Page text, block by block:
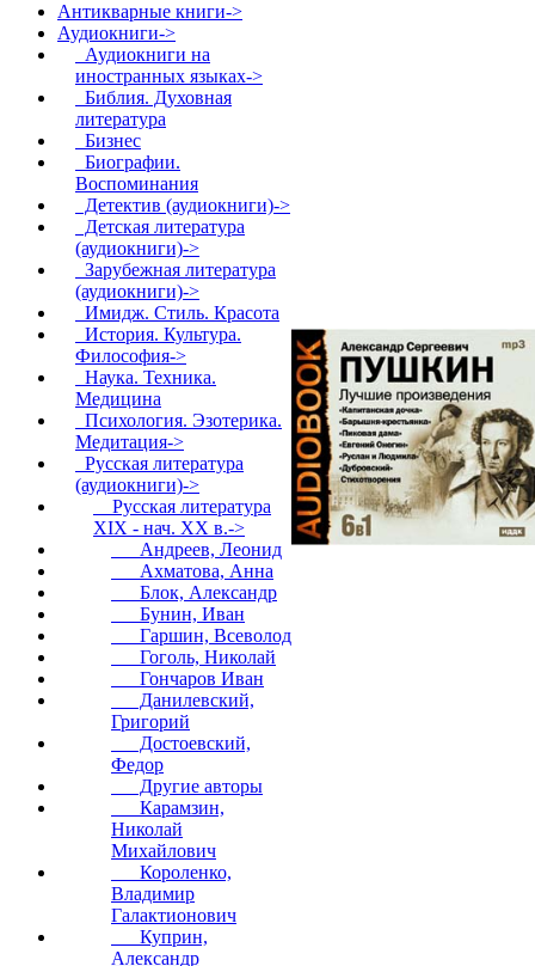
Антикварные книги->
Аудиокниги->
Аудиокниги на
иностранных языках->
Библия. Духовная
литература
Бизнес
Биографии.
Воспоминания
Детектив (аудиокниги)->
Детская литература
(аудиокниги)->
Зарубежная литература
(аудиокниги)->
Имидж. Стиль. Красота
История. Культура.
Философия->
Наука. Техника.
Медицина
Психология. Эзотерика.
Медитация->
Русская литература
(аудиокниги)->
Русская литература
XIX - нач. XX в.->
Андреев, Леонид
Ахматова, Анна
Блок, Александр
Бунин, Иван
Гаршин, Всеволод
Гоголь, Николай
Гончаров Иван
Данилевский,
Григорий
Достоевский,
Федор
Другие авторы
Карамзин,
Николай
Михайлович
Короленко,
Владимир
Галактионович
Куприн,
Александр